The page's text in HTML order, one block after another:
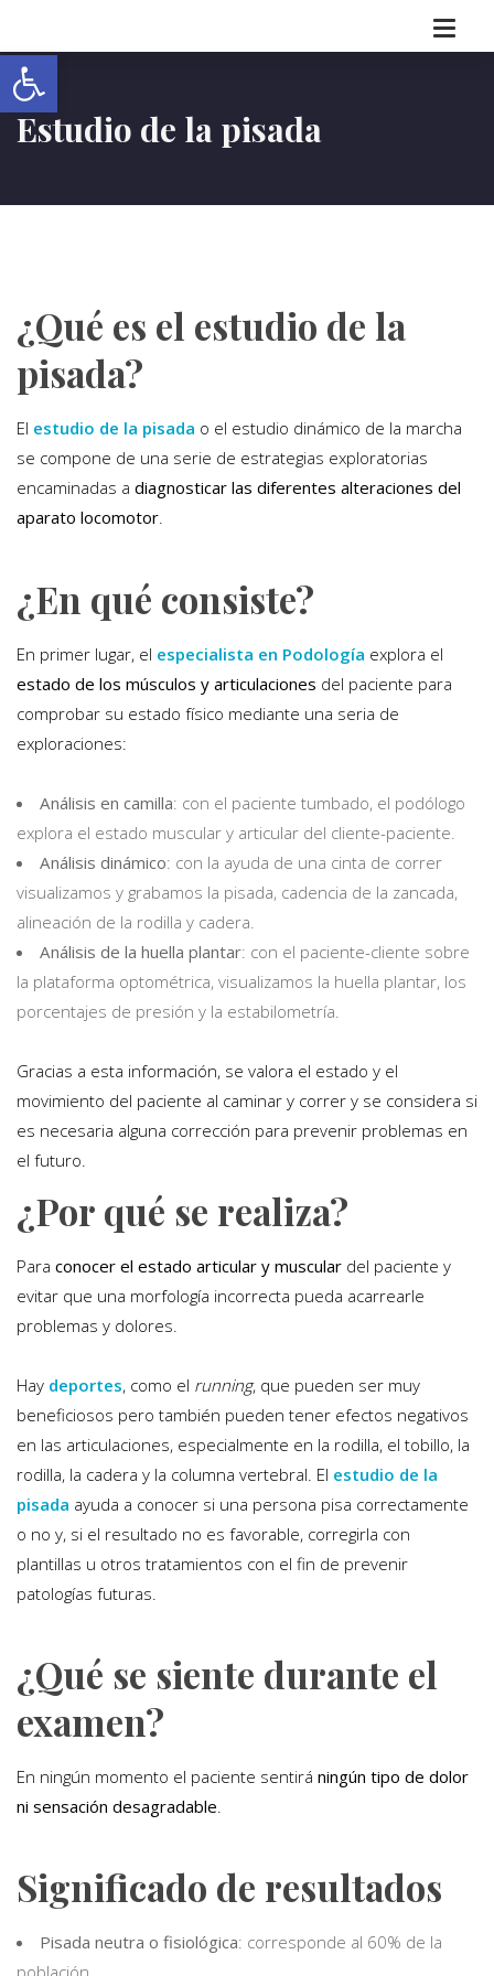
Abrir barra de herramientas
Estudio de la pisada
¿Qué es el estudio de la
pisada?
El estudio de la pisada o el estudio dinámico de la marcha
se compone de una serie de estrategias exploratorias
encaminadas a diagnosticar las diferentes alteraciones del
aparato locomotor.
¿En qué consiste?
En primer lugar, el especialista en Podología explora el
estado de los músculos y articulaciones del paciente para
comprobar su estado físico mediante una seria de
exploraciones:
Análisis en camilla: con el paciente tumbado, el podólogo
explora el estado muscular y articular del cliente-paciente.
Análisis dinámico: con la ayuda de una cinta de correr
visualizamos y grabamos la pisada, cadencia de la zancada,
alineación de la rodilla y cadera.
Análisis de la huella plantar: con el paciente-cliente sobre
la plataforma optométrica, visualizamos la huella plantar, los
porcentajes de presión y la estabilometría.
Gracias a esta información, se valora el estado y el
movimiento del paciente al caminar y correr y se considera si
es necesaria alguna corrección para prevenir problemas en
el futuro.
¿Por qué se realiza?
Para conocer el estado articular y muscular del paciente y
evitar que una morfología incorrecta pueda acarrearle
problemas y dolores.
Hay deportes, como el running, que pueden ser muy
beneficiosos pero también pueden tener efectos negativos
en las articulaciones, especialmente en la rodilla, el tobillo, la
rodilla, la cadera y la columna vertebral. El estudio de la
pisada ayuda a conocer si una persona pisa correctamente
o no y, si el resultado no es favorable, corregirla con
plantillas u otros tratamientos con el fin de prevenir
patologías futuras.
¿Qué se siente durante el
examen?
En ningún momento el paciente sentirá ningún tipo de dolor
ni sensación desagradable.
Significado de resultados
Pisada neutra o fisiológica: corresponde al 60% de la